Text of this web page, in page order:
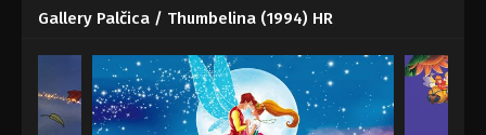
Gallery Palčica / Thumbelina (1994) HR